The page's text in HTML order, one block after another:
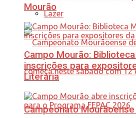
Lazer
Campeonato
Mourão
Campo Mourão:
inscrições para
Literária